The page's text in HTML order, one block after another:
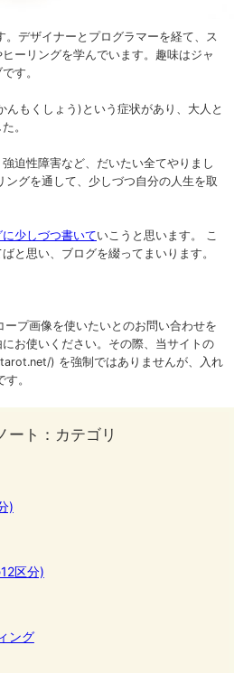
。デザイナーとプログラマーを経て、ス
ーリングを学んでいます。趣味はジャ
す。
もくしょう)という症状があり、大人と
。
迫性障害など、だいたい全てやりまし
グを通して、少しづつ自分の人生を取
少しづつ書いていこうと思います。 こ
と思い、ブログを綴ってまいります。
プ画像を使いたいとのお問い合わせを
お使いください。その際、当サイトの
) を強制ではありませんが、入れ
。
ート：カテゴリ
)
区分)
ング